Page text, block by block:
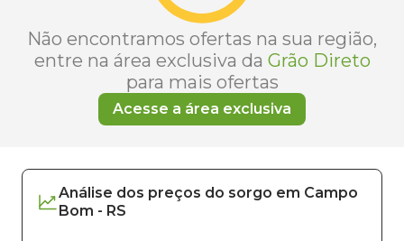
Não encontramos ofertas na sua região,
entre na área exclusiva da Grão Direto
para mais ofertas
Acesse a área exclusiva
Análise dos preços do sorgo em Campo
Bom - RS